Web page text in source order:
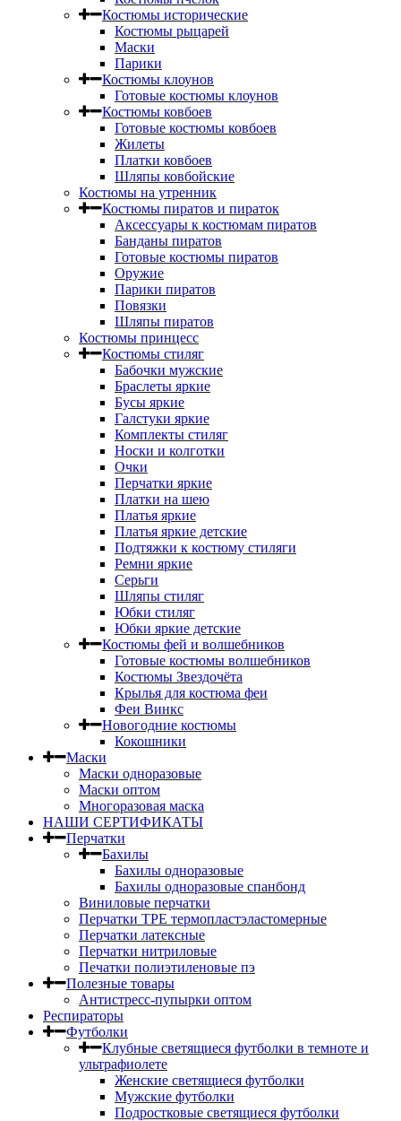
Костюмы исторические
Костюмы рыцарей
Маски
Парики
Костюмы клоунов
Готовые костюмы клоунов
Костюмы ковбоев
Готовые костюмы ковбоев
Жилеты
Платки ковбоев
Шляпы ковбойские
Костюмы на утренник
Костюмы пиратов и пираток
Аксессуары к костюмам пиратов
Банданы пиратов
Готовые костюмы пиратов
Оружие
Парики пиратов
Повязки
Шляпы пиратов
Костюмы принцесс
Костюмы стиляг
Бабочки мужские
Браслеты яркие
Бусы яркие
Галстуки яркие
Комплекты стиляг
Носки и колготки
Очки
Перчатки яркие
Платки на шею
Платья яркие
Платья яркие детские
Подтяжки к костюму стиляги
Ремни яркие
Серьги
Шляпы стиляг
Юбки стиляг
Юбки яркие детские
Костюмы фей и волшебников
Готовые костюмы волшебников
Костюмы Звездочёта
Крылья для костюма феи
Феи Винкс
Новогодние костюмы
Кокошники
Маски
Маски одноразовые
Маски оптом
Многоразовая маска
НАШИ СЕРТИФИКАТЫ
Перчатки
Бахилы
Бахилы одноразовые
Бахилы одноразовые спанбонд
Виниловые перчатки
Перчатки TPE термопластэластомерные
Перчатки латексные
Перчатки нитриловые
Печатки полиэтиленовые пэ
Полезные товары
Антистресс-пупырки оптом
Респираторы
Футболки
Клубные светящиеся футболки в темноте и
ультрафиолете
Женские светящиеся футболки
Мужские футболки
Подростковые светящиеся футболки